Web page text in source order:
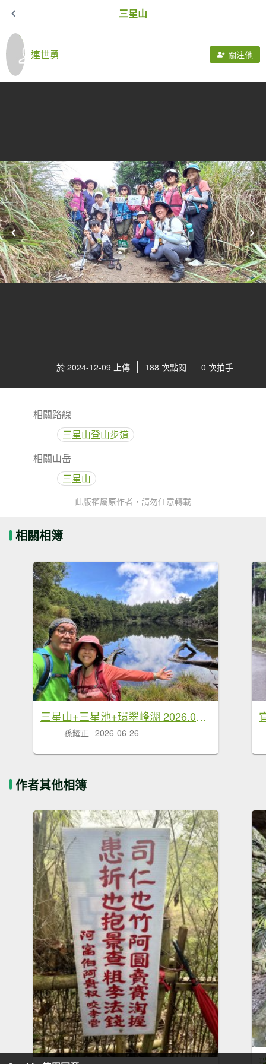
三星山
連世勇 關注他
於 2024-12-09 上傳 188 次點閱 0 次拍手
相關路線
三星山登山步道
相關山岳
三星山
此版權屬原作者，請勿任意轉載
相關相簿
三星山+三星池+環翠峰湖 2026.06.20
孫耀正 2026-06-26
作者其他相簿